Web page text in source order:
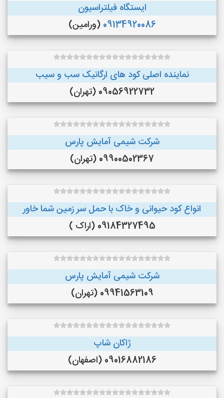
ایستگاه فیلتراسیون
09134920086 (ورامین)
نماینده اصلی کود های ارگانیک سب و سیب
09056922732 (تهران)
شرکت شیمی آمایش پارس
09900502367 (تهران)
انواع کود حیوانی و خاک با حمل سر زمین شما خاور
09184327495 (اراک )
شرکت شیمی آمایش پارس
09941563109 (تهران)
ژاکان شاپ
09016882186 (اصفهان)